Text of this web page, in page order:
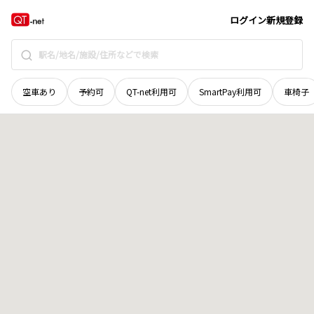
ログイン新規登録
空車あり 予約可 QT-net利用可 SmartPay利用可 車椅子
岡山県